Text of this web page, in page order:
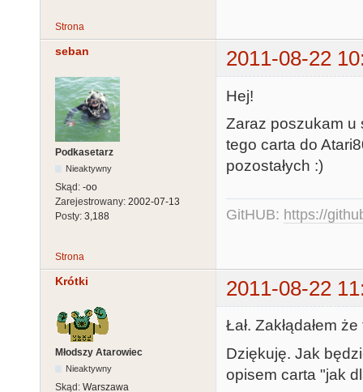
Strona
seban 2011-08-22
Podkasetarz
Nieaktywny
Skąd: -oo
Zarejestrowany: 2002-07-13
Posty: 3,188
Hej!
Zaraz poszukam u
tego carta do
pozostałych :)
GitHUB: https://
Strona
Krótki 2011-08-22
Młodszy Atarowiec
Nieaktywny
Skąd: Warszawa
Łał. Zakłądałem
Dziękuję. Jak
opisem carta "jak